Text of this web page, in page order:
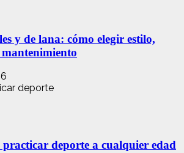
y de lana: cómo elegir estilo,
practicar deporte a cualquier edad